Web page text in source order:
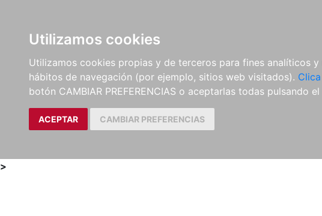
Utilizamos cookies
Utilizamos cookies propias y de terceros para fines analíticos
hábitos de navegación (por ejemplo, sitios web visitados).
botón CAMBIAR PREFERENCIAS o aceptarlas todas pulsando el
ACEPTAR CAMBIAR PREFERENCIAS
LIBROS
MÉTODOS Y
EJERCICIOS
PARTITURAS Y EDICIONES
CRÍTICAS
>